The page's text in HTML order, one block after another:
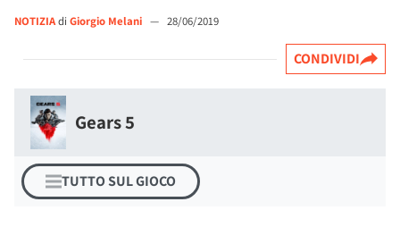
NOTIZIAdi Giorgio Melani — 28/06/2019
CONDIVIDI
Gears 5
TUTTO SUL GIOCO